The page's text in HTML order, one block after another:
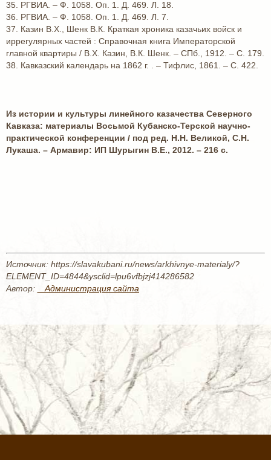
35. РГВИА. – Ф. 1058. Оп. 1. Д. 469. Л. 18.
36. РГВИА. – Ф. 1058. Оп. 1. Д. 469. Л. 7.
37. Казин В.Х., Шенк В.К. Краткая хроника казачьих войск и
иррегулярных частей : Справочная книга Императорской
главной квартиры / В.Х. Казин, В.К. Шенк. – СПб., 1912. – С. 179.
38. Кавказский календарь на 1862 г. . – Тифлис, 1861. – С. 422.
Из истории и культуры линейного казачества Северного
Кавказа: материалы Восьмой Кубанско-Терской научно-
практической конференции / под ред. Н.Н. Великой, С.Н.
Лукаша. – Армавир: ИП Шурыгин В.Е., 2012. – 216 с.
Источник: https://slavakubani.ru/news/arkhivnye-materialy/?
ELEMENT_ID=4844&ysclid=lpu6vfbjzj414286582
Автор:
_ Администрация сайта